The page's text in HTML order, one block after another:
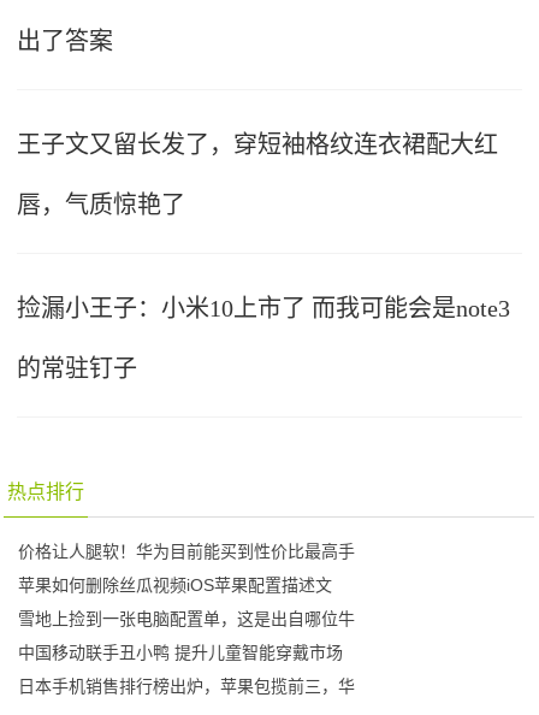
出了答案
王子文又留长发了，穿短袖格纹连衣裙配大红
唇，气质惊艳了
捡漏小王子：小米10上市了 而我可能会是note3
的常驻钉子
热点排行
价格让人腿软！华为目前能买到性价比最高手
苹果如何删除丝瓜视频iOS苹果配置描述文
雪地上捡到一张电脑配置单，这是出自哪位牛
中国移动联手丑小鸭 提升儿童智能穿戴市场
日本手机销售排行榜出炉，苹果包揽前三，华